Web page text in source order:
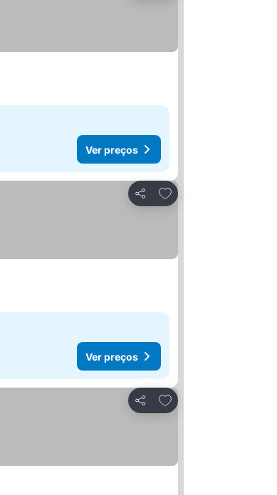
Ver preços
Partilhar
Adicionar aos favoritos
Ver preços
Partilhar
Adicionar aos favoritos